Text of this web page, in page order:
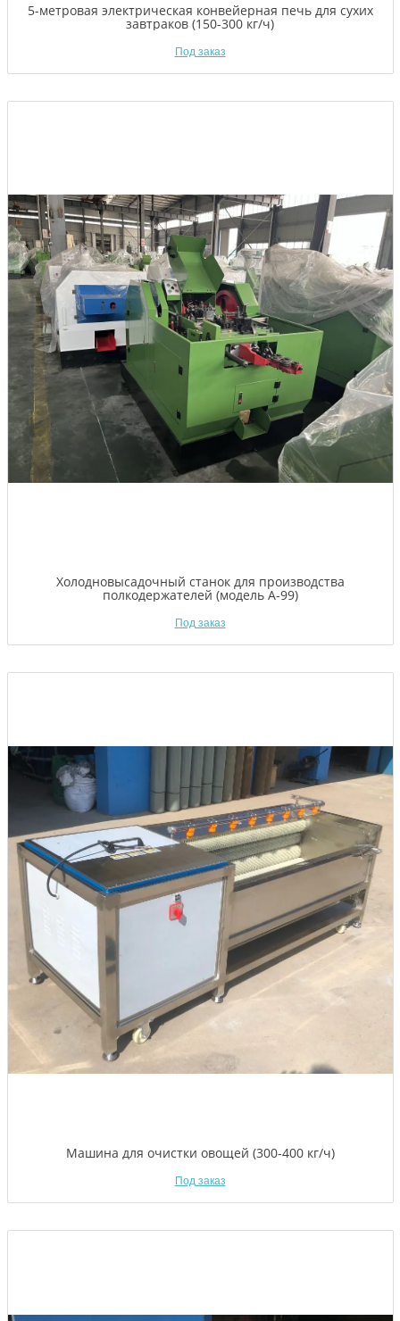
5-метровая электрическая конвейерная печь для сухих
завтраков (150-300 кг/ч)
Под заказ
Холодновысадочный станок для производства
полкодержателей (модель A-99)
Под заказ
Машина для очистки овощей (300-400 кг/ч)
Под заказ